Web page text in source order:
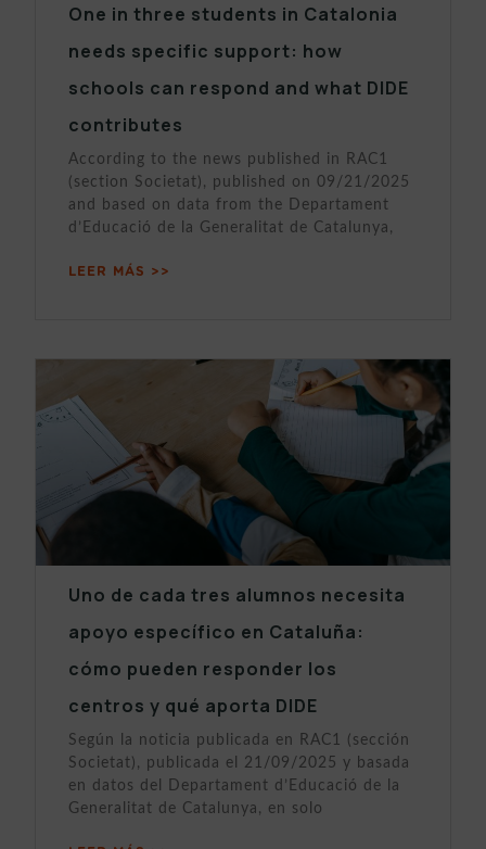
One in three students in Catalonia
needs specific support: how
schools can respond and what DIDE
contributes
According to the news published in RAC1
(section Societat), published on 09/21/2025
and based on data from the Departament
d’Educació de la Generalitat de Catalunya,
LEER MÁS >>
Uno de cada tres alumnos necesita
apoyo específico en Cataluña:
cómo pueden responder los
centros y qué aporta DIDE
Según la noticia publicada en RAC1 (sección
Societat), publicada el 21/09/2025 y basada
en datos del Departament d’Educació de la
Generalitat de Catalunya, en solo